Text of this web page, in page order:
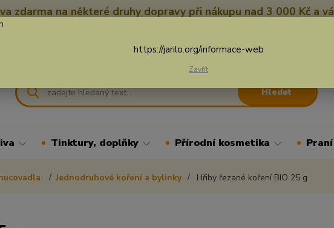
zdarma na některé druhy dopravy při nákupu nad 3 000 Kč a
Hledat
Tinktury, doplňky Přírodní kosmetika
Jednodruhové koření a bylinky Hřiby řezané koření BIO 25 g
https://jarilo.org/informace-web
Zavřít